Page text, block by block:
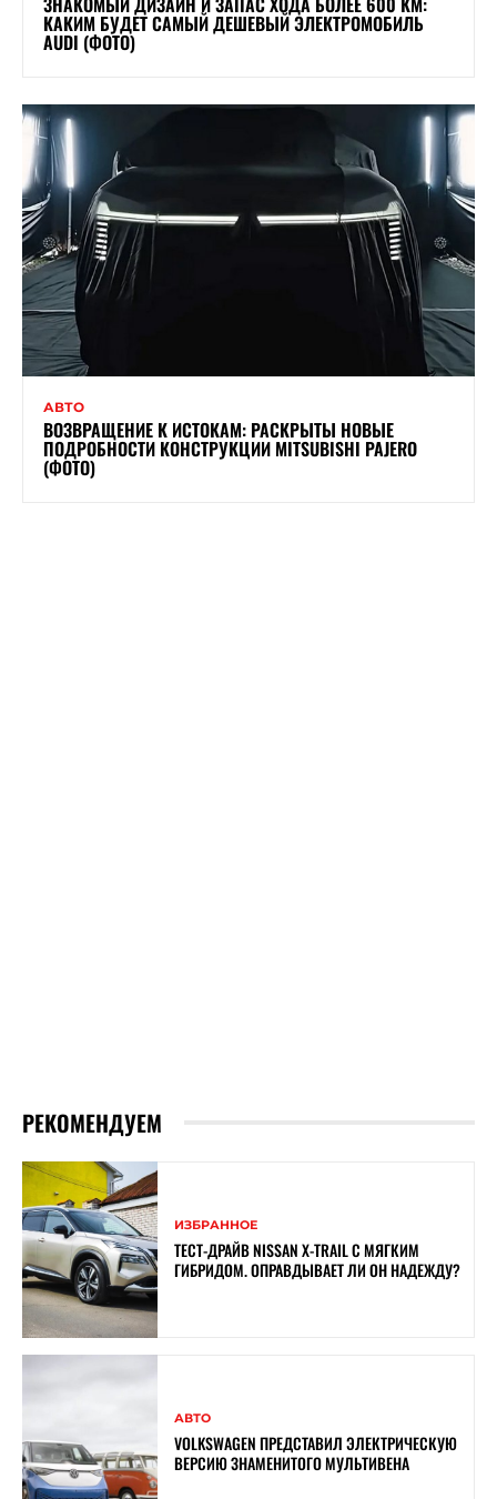
КАКИМ БУДЕТ САМЫЙ ДЕШЕВЫЙ ЭЛЕКТРОМОБИЛЬ
AUDI (ФОТО)
АВТО
ВОЗВРАЩЕНИЕ К ИСТОКАМ: РАСКРЫТЫ НОВЫЕ
ПОДРОБНОСТИ КОНСТРУКЦИИ MITSUBISHI PAJERO
(ФОТО)
РЕКОМЕНДУЕМ
ИЗБРАННОЕ
ТЕСТ-ДРАЙВ NISSAN X-TRAIL С МЯГКИМ
ГИБРИДОМ. ОПРАВДЫВАЕТ ЛИ ОН НАДЕЖДУ?
АВТО
VOLKSWAGEN ПРЕДСТАВИЛ ЭЛЕКТРИЧЕСКУЮ
ВЕРСИЮ ЗНАМЕНИТОГО МУЛЬТИВЕНА